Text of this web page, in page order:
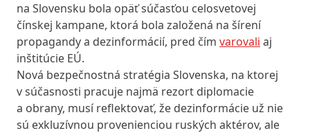
na Slovensku bola opäť súčasťou celosvetovej
čínskej kampane, ktorá bola založená na šírení
propagandy a dezinformácií, pred čím varovali aj
inštitúcie EÚ.
Nová bezpečnostná stratégia Slovenska, na ktorej
v súčasnosti pracuje najmä rezort diplomacie
a obrany, musí reflektovať, že dezinformácie už nie
sú exkluzívnou provenienciou ruských aktérov, ale